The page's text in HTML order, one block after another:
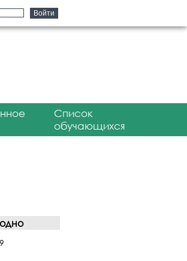
Список
обучающихся